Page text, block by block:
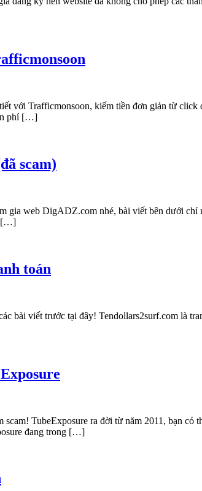
với Trafficmonsoon, kiếm tiền đơn giản từ
phí […]
scam)
gia web DigADZ.com nhé, bài viết bên dưới
[…]
toán
bài viết trước tại đây! Tendollars2surf.com là
TubeExposure ra đời từ năm 2011, bạn
đang trong […]